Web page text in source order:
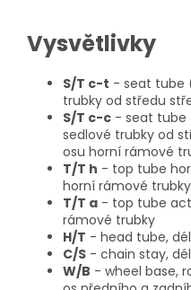
Vysvětlivky
S/T c-t - seat tube
trubky od středu
S/T c-c - seat tube
sedlové trubky od
osu horní rámové
T/T h - top tube
horní rámové trubky
T/T a - top tube
rámové trubky
H/T - head tube,
C/S - chain stay,
W/B - wheel base,